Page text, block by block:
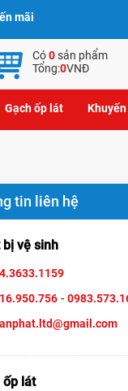
mãi
Có0sản phẩm
Tổng:0VNĐ
Gạch ốp lát
tin liên hệ
vệ sinh
-
ốp lát